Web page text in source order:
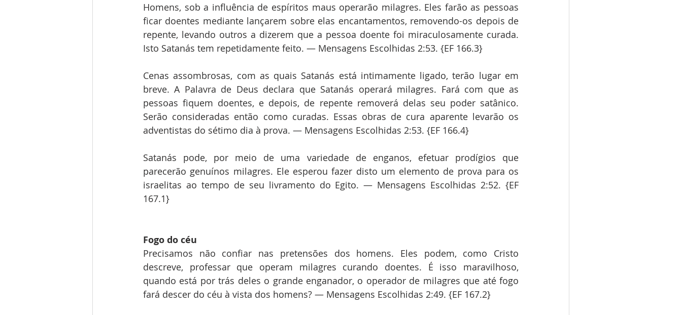
Homens, sob a influência de espíritos maus operarão milagres. Eles farão as pessoas
ficar doentes mediante lançarem sobre elas encantamentos, removendo-os depois de
repente, levando outros a dizerem que a pessoa doente foi miraculosamente curada.
Isto Satanás tem repetidamente feito. — Mensagens Escolhidas 2:53. {EF 166.3}
Cenas assombrosas, com as quais Satanás está intimamente ligado, terão lugar em
breve. A Palavra de Deus declara que Satanás operará milagres. Fará com que as
pessoas fiquem doentes, e depois, de repente removerá delas seu poder satânico.
Serão consideradas então como curadas. Essas obras de cura aparente levarão os
adventistas do sétimo dia à prova. — Mensagens Escolhidas 2:53. {EF 166.4}
Satanás pode, por meio de uma variedade de enganos, efetuar prodígios que
parecerão genuínos milagres. Ele esperou fazer disto um elemento de prova para os
israelitas ao tempo de seu livramento do Egito. — Mensagens Escolhidas 2:52. {EF
167.1}
Fogo do céu
Precisamos não confiar nas pretensões dos homens. Eles podem, como Cristo
descreve, professar que operam milagres curando doentes. É isso maravilhoso,
quando está por trás deles o grande enganador, o operador de milagres que até fogo
fará descer do céu à vista dos homens? — Mensagens Escolhidas 2:49. {EF 167.2}